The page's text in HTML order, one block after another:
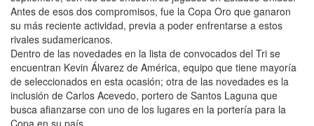
Antes de esos dos compromisos, fue la Copa Oro que ganaron
su más reciente actividad, previa a poder enfrentarse a estos
rivales sudamericanos.
Dentro de las novedades en la lista de convocados del Tri se
encuentran Kevin Álvarez de América, equipo que tiene mayoría
de seleccionados en esta ocasión; otra de las novedades es la
inclusión de Carlos Acevedo, portero de Santos Laguna que
busca afianzarse con uno de los lugares en la portería para la
Copa en su país.